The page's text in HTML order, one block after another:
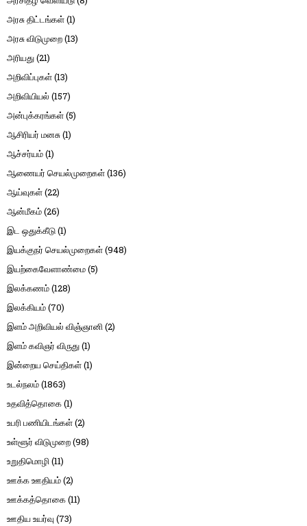
அரசு திட்டங்கள்(1)
அரசு விடுமுறை(13)
அரியது(21)
அறிவிப்புகள்(13)
அறிவியியல் (157)
அன்புக்கரங்கள்(5)
ஆசிரியர் மனசு(1)
ஆச்சர்யம்(1)
ஆணையர் செயல்முறைகள்(136)
ஆய்வுகள்(22)
ஆன்மீகம்(26)
இட ஒதுக்கீடு(1)
இயக்குநர் செயல்முறைகள்(948)
இயற்கைவேளாண்மை(5)
இலக்கணம்(128)
இலக்கியம்(70)
இளம் அறிவியல் விஞ்ஞானி(2)
இளம் கவிஞர் விருது(1)
இன்றைய செய்திகள்(1)
உடல்நலம்(1863)
உதவித்தொகை(1)
உபரி பணியிடங்கள்(2)
உள்ளூர் விடுமுறை(98)
உறுதிமொழி(11)
ஊக்க ஊதியம்(2)
ஊக்கத்தொகை(11)
ஊதிய உயர்வு (73)